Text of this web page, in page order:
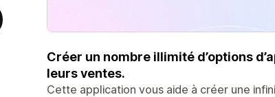
Créer un nombre illimité d’options
leurs ventes.
Cette application vous aide à créer une